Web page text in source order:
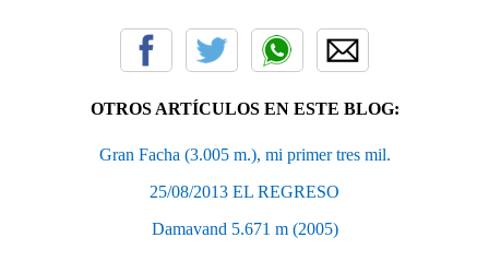
OTROS ARTÍCULOS EN ESTE BLOG:
Gran Facha (3.005 m.), mi primer tres mil.
25/08/2013 EL REGRESO
Damavand 5.671 m (2005)